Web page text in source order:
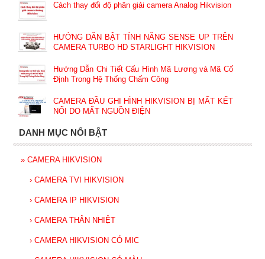
Cách thay đổi độ phân giải camera Analog Hikvision
HƯỚNG DẪN BẬT TÍNH NĂNG SENSE UP TRÊN
CAMERA TURBO HD STARLIGHT HIKVISION
Hướng Dẫn Chi Tiết Cấu Hình Mã Lương và Mã Cố
Định Trong Hệ Thống Chấm Công
CAMERA ĐẦU GHI HÌNH HIKVISION BỊ MẤT KẾT
NỐI DO MẤT NGUỒN ĐIỆN
DANH MỤC NỔI BẬT
» CAMERA HIKVISION
› CAMERA TVI HIKVISION
› CAMERA IP HIKVISION
› CAMERA THÂN NHIỆT
› CAMERA HIKVISION CÓ MIC